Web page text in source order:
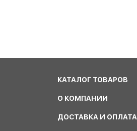
КАТАЛОГ ТОВАРОВ
О КОМПАНИИ
ДОСТАВКА И ОПЛАТА